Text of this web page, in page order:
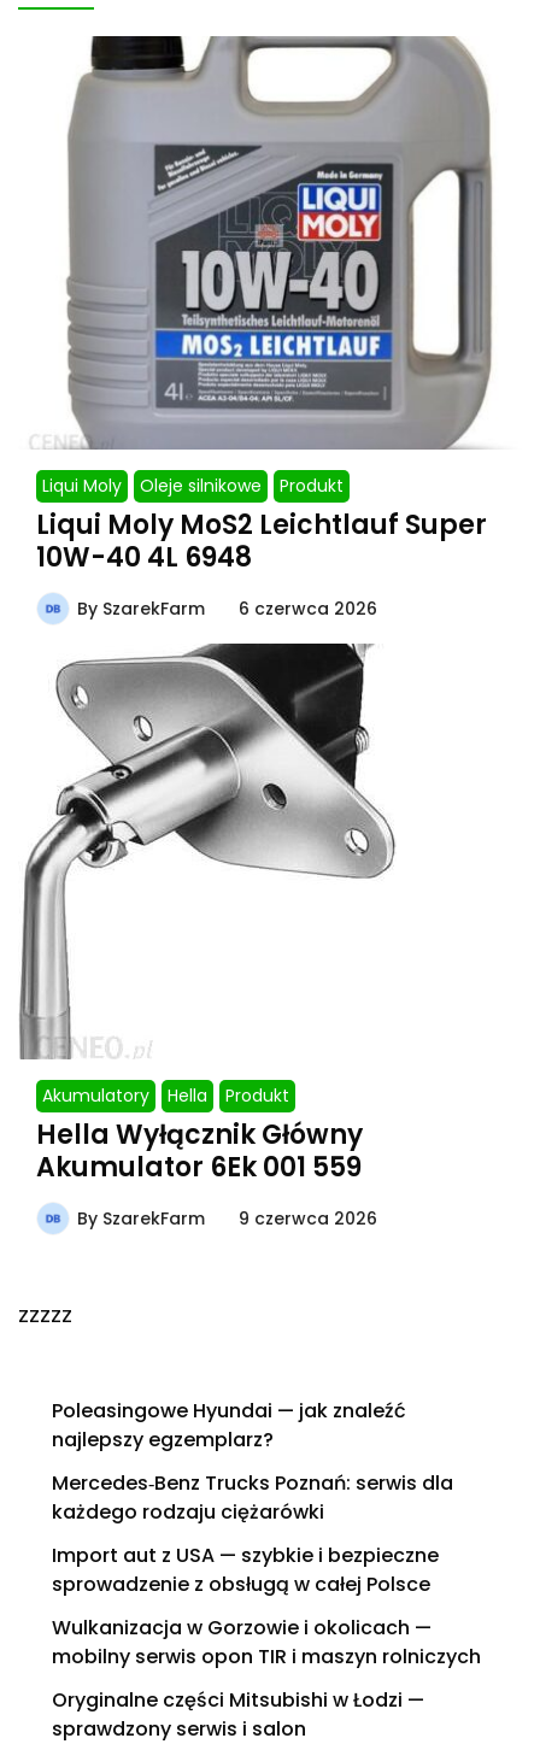
Liqui Moly Oleje silnikowe Produkt
Liqui Moly MoS2 Leichtlauf Super
10W-40 4L 6948
By SzarekFarm 6 czerwca 2026
Akumulatory Hella Produkt
Hella Wyłącznik Główny
Akumulator 6Ek 001 559
By SzarekFarm 9 czerwca 2026
zzzzz
Poleasingowe Hyundai — jak znaleźć
najlepszy egzemplarz?
Mercedes‑Benz Trucks Poznań: serwis dla
każdego rodzaju ciężarówki
Import aut z USA — szybkie i bezpieczne
sprowadzenie z obsługą w całej Polsce
Wulkanizacja w Gorzowie i okolicach —
mobilny serwis opon TIR i maszyn rolniczych
Oryginalne części Mitsubishi w Łodzi —
sprawdzony serwis i salon